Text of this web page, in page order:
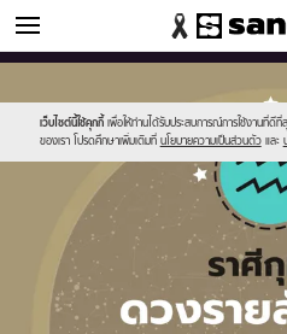
ดูดวง
เว็บไซต์นี้ใช้คุกกี้ เพื่อให้ท่านได้รับประสบการณ์การใช้งานที่ดีที่
ของเรา โปรดศึกษาเพิ่มเติมที่ นโยบายความเป็นส่วนตัว และ
new-
sanook.png
horoscope-
aquarius_zod.jpg